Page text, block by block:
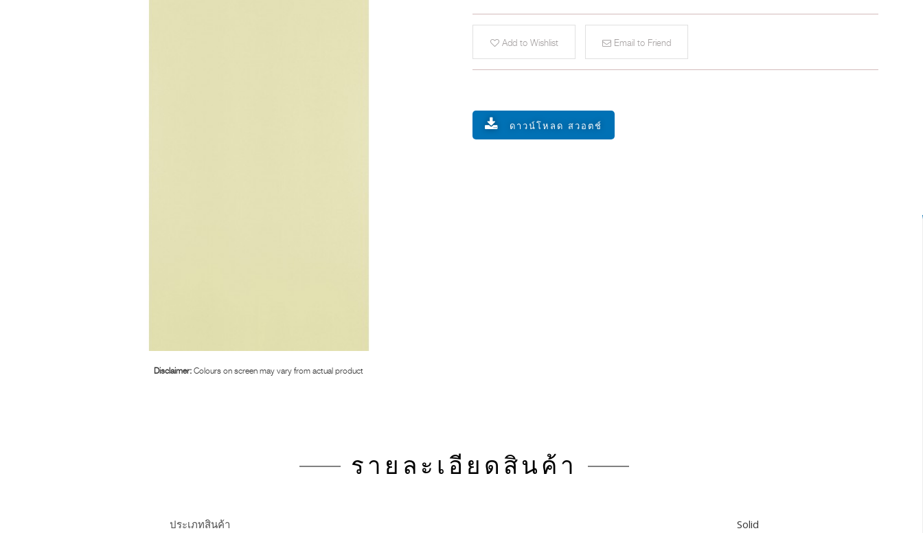
Disclaimer: Colours on screen may vary from actual product
Add to Wishlist Email to Friend
ดาวน์โหลด สวอตช์
รายละเอียดสินค้า
ประเภทสินค้า Solid